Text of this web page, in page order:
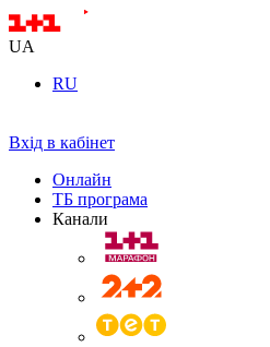
UA
RU
Вхід в кабінет
Онлайн
ТБ програма
Канали